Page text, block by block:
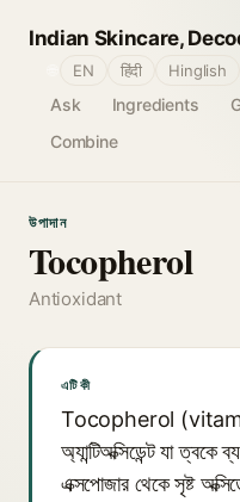
Indian Skincare,
Ask Ingredients
Combine
EN हिंदी Hinglish
উপাদান
Tocopherol
Antioxidant
এটি কী
Tocopherol (vitamin
অ্যান্টিঅক্সিডেন্ট যা
এক্সপোজার থেকে সৃষ্ট